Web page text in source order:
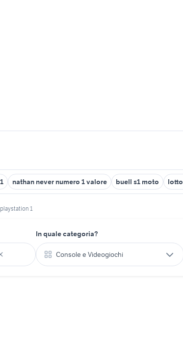
nathan never numero 1 valore buell s1 moto
1
In quale categoria?
Console e Videogiochi